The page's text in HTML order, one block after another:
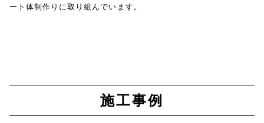
ート体制作りに取り組んでいます。
施工事例